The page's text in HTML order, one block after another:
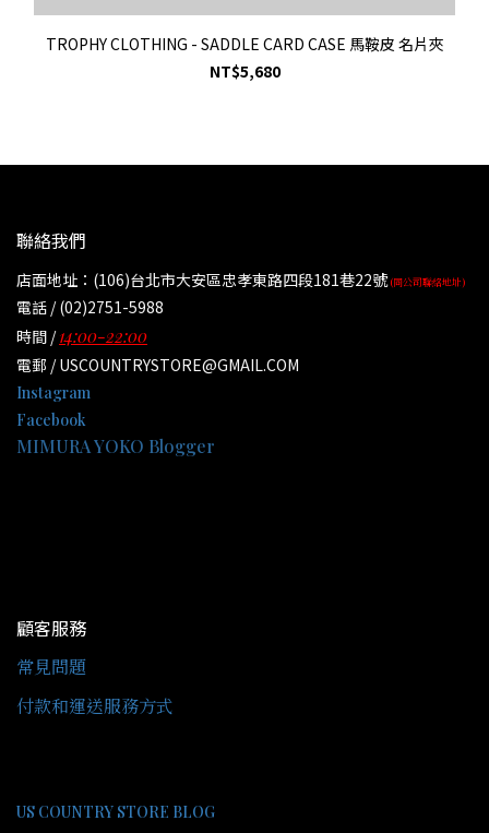
TROPHY CLOTHING - SADDLE CARD CASE 馬鞍皮 名片夾
NT$5,680
聯絡我們
店面地址：(106)台北市大安區忠孝東路四段181巷22號(同公司聯絡地址)
電話 / (02)2751-5988
時間 /14:00-22:00
電郵 / USCOUNTRYSTORE@GMAIL.COM
Instagram
Facebook
MIMURA YOKO Blogger
顧客服務
常見問題
付款和運送服務方式
US COUNTRY STORE BLOG